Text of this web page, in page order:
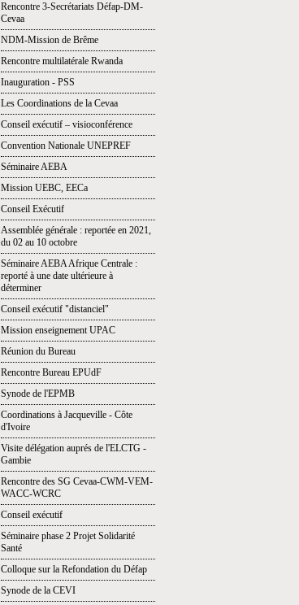
Rencontre 3-Secrétariats Défap-DM-
Cevaa
NDM-Mission de Brême
Rencontre multilatérale Rwanda
Inauguration - PSS
Les Coordinations de la Cevaa
Conseil exécutif – visioconférence
Convention Nationale UNEPREF
Séminaire AEBA
Mission UEBC, EECa
Conseil Exécutif
Assemblée générale : reportée en 2021,
du 02 au 10 octobre
Séminaire AEBA Afrique Centrale :
reporté à une date ultérieure à
déterminer
Conseil exécutif "distanciel"
Mission enseignement UPAC
Réunion du Bureau
Rencontre Bureau EPUdF
Synode de l'EPMB
Coordinations à Jacqueville - Côte
d'Ivoire
Visite délégation auprés de l'ELCTG -
Gambie
Rencontre des SG Cevaa-CWM-VEM-
WACC-WCRC
Conseil exécutif
Séminaire phase 2 Projet Solidarité
Santé
Colloque sur la Refondation du Défap
Synode de la CEVI